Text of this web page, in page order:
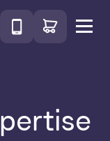
TéléphoneGa naar de